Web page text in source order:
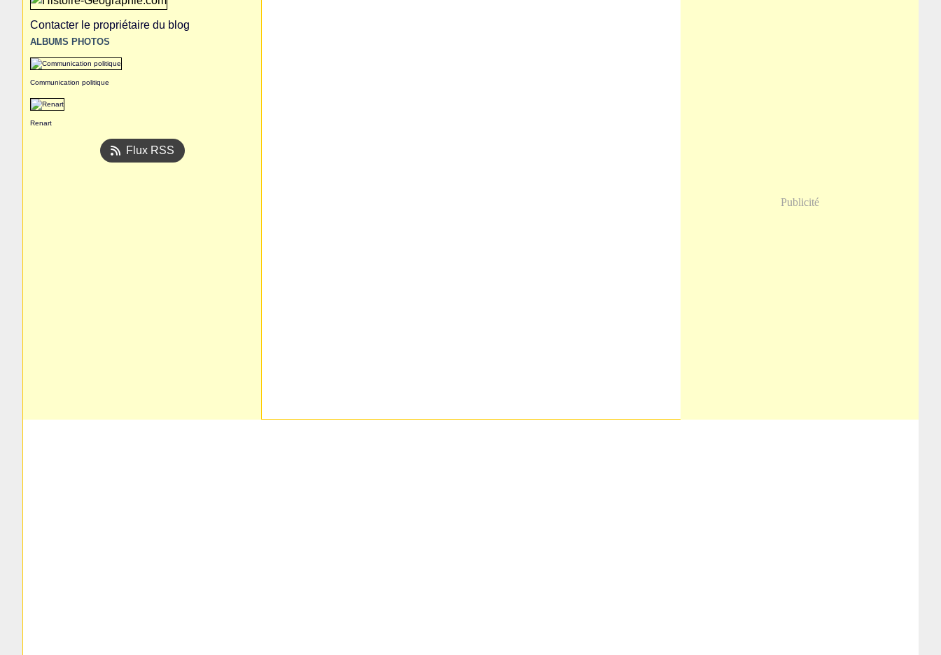
Contacter le propriétaire du blog
ALBUMS PHOTOS
Communication politique
Renart
Flux RSS
Publicité